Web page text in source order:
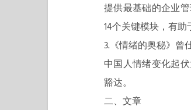
提供最基础的企业
14个关键模块，有助
3.《情绪的奥秘》曾
中国人情绪变化起
豁达。
二、文章